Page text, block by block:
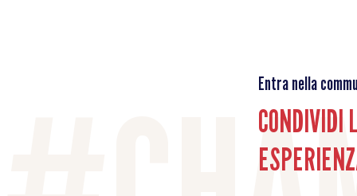
Entra nella
CONDIVIDI